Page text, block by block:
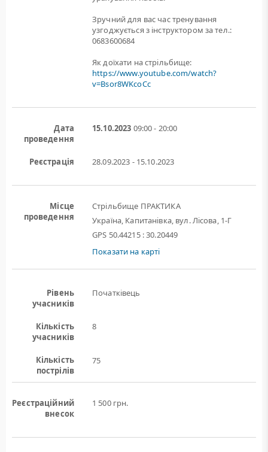
Зручний для вас час тренування
узгоджується з інструктором за тел.:
0683600684
Як доїхати на стрільбище:
https://www.youtube.com/watch?
v=Bsor8WKcoCc
Дата
проведення
15.10.2023 09:00 - 20:00
Реєстрація 28.09.2023 - 15.10.2023
Місце
проведення
Стрільбище ПРАКТИКА
Україна, Капитанівка, вул. Лісова, 1-Г
GPS 50.44215 : 30.20449
Показати на карті
Рівень
учасників
Початківець
Кількість
учасників
8
Кількість
пострілів
75
Реєстраційний
внесок
1 500 грн.